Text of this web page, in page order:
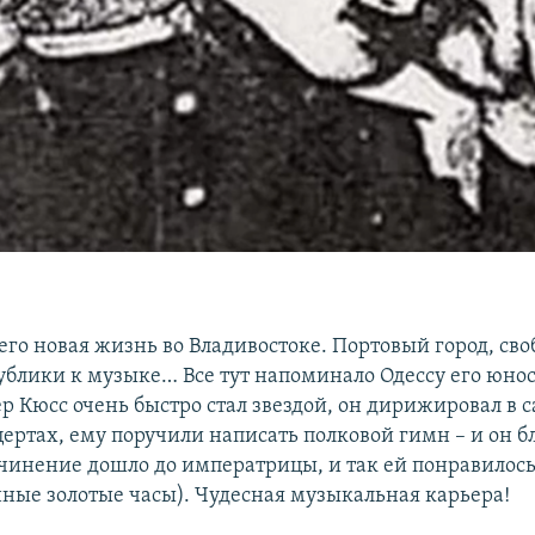
новая жизнь во Владивостоке. Портовый город,
к музыке… Все тут напоминало Одессу его
Кюсс очень быстро стал звездой, он дирижировал в
ему поручили написать полковой гимн – и он
дошло до императрицы, и так ей
золотые часы). Чудесная музыкальная карьера!